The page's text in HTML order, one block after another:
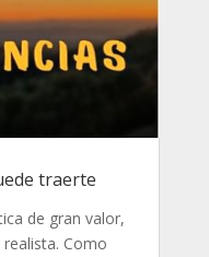
traerte
de gran valor,
Como